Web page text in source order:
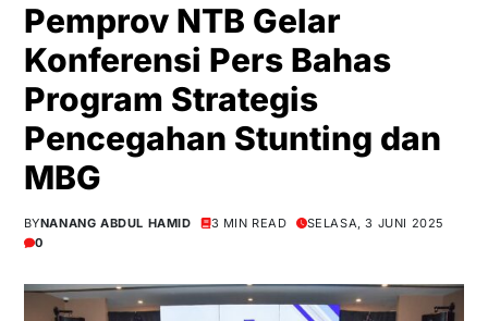
Pemprov NTB Gelar
Konferensi Pers Bahas
Program Strategis
Pencegahan Stunting dan
MBG
BYNANANG ABDUL HAMID 3 MIN READ
SELASA, 3 JUNI 2025
0